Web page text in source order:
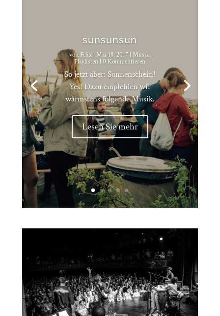
sunsunsun
vonFelix| Mai 18, 2017| Musik,
Playlisten | 0 Kommentieren
So jetzt aber: Sonnenschein!
Yes! Dazu empfehlen wir
wärmstens folgende Musik.
Lesen Sie mehr